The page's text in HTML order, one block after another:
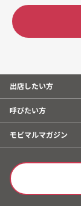
出店したい方
呼びたい方
モビマルマガジン